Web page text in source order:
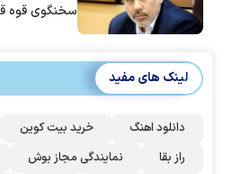
سخنگوی قوه
لینک های مفید
دانلود اهنگ خرید بیت کوین
راز بقا
نمایندگی مجاز بوش